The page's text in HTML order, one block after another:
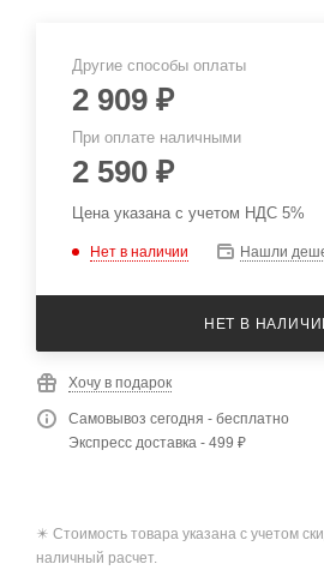
Другие способы оплаты
2 909 ₽
При оплате наличными
2 590 ₽
Цена указана с учетом НДС 5%
Нет в наличии Нашли
НЕТ В
Хочу в подарок
Самовывоз сегодня - бесплатно
Экспресс доставка - 499 ₽
✴️ Стоимость товара указана с учетом
наличный расчет.